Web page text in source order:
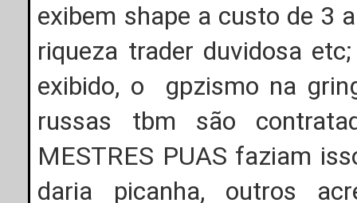
exibem shape a custo de 3
riqueza trader duvidosa
exibido, o gpzismo na
russas tbm são
MESTRES PUAS faziam
daria picanha, outros